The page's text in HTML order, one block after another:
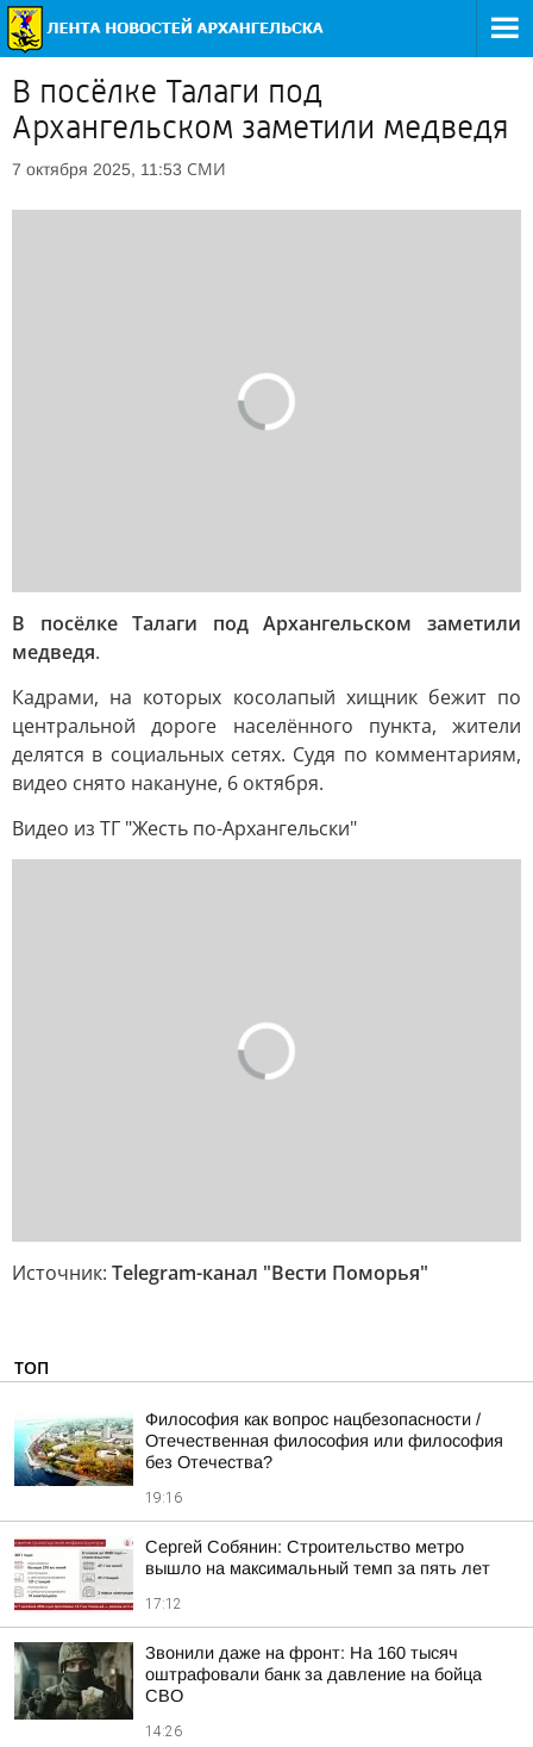
В посёлке Талаги под
Архангельском заметили медведя
7 октября 2025, 11:53 СМИ
В посёлке Талаги под Архангельском заметили
медведя.
Кадрами, на которых косолапый хищник бежит по
центральной дороге населённого пункта, жители
делятся в социальных сетях. Судя по комментариям,
видео снято накануне, 6 октября.
Видео из ТГ "Жесть по-Архангельски"
Источник: Telegram-канал "Вести Поморья"
ТОП
Философия как вопрос нацбезопасности /
Отечественная философия или философия
без Отечества?
19:16
Сергей Собянин: Строительство метро
вышло на максимальный темп за пять лет
17:12
Звонили даже на фронт: На 160 тысяч
оштрафовали банк за давление на бойца
СВО
14:26